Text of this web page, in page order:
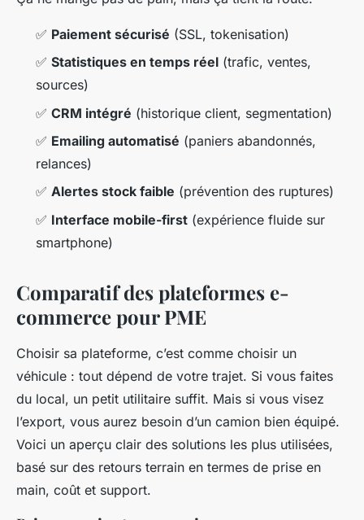
✅ Paiement sécurisé (SSL, tokenisation)
✅ Statistiques en temps réel (trafic, ventes,
sources)
✅ CRM intégré (historique client, segmentation)
✅ Emailing automatisé (paniers abandonnés,
relances)
✅ Alertes stock faible (prévention des ruptures)
✅ Interface mobile-first (expérience fluide sur
smartphone)
Comparatif des plateformes e-
commerce pour PME
Choisir sa plateforme, c’est comme choisir un
véhicule : tout dépend de votre trajet. Si vous faites
du local, un petit utilitaire suffit. Mais si vous visez
l’export, vous aurez besoin d’un camion bien équipé.
Voici un aperçu clair des solutions les plus utilisées,
basé sur des retours terrain en termes de prise en
main, coût et support.